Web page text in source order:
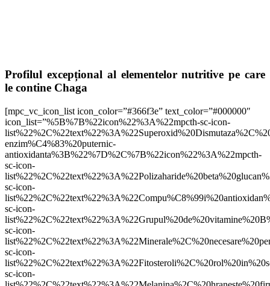
Profilul excepțional al elementelor nutritive pe care
le contine Chaga
[mpc_vc_icon_list icon_color=”#366f3e” text_color=”#000000″
icon_list=”%5B%7B%22icon%22%3A%22mpcth-sc-icon-
enzim%C4%83%20puternic-
antioxidanta%3B%22%7D%2C%7B%22icon%22%3A%22mpcth-
sc-icon-
sc-icon-
sc-icon-
sc-icon-
sc-icon-
sc-icon-